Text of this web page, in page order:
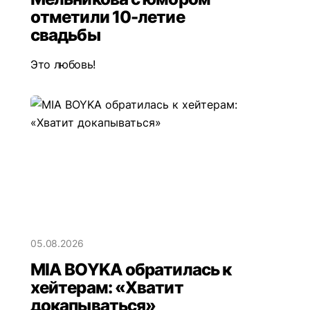
отметили 10-летие
свадьбы
Это любовь!
05.08.2026
MIA BOYKA обратилась к
хейтерам: «Хватит
докапываться»